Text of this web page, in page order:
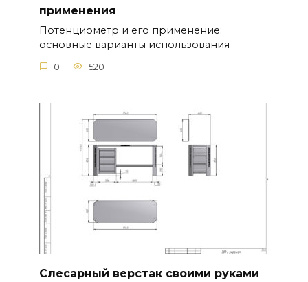
применения
Потенциометр и его применение:
основные варианты использования
0 520
Слесарный верстак своими руками